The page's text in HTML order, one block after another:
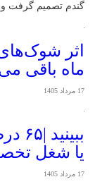
گندم تصمیم گرفت
ماه باقی
17 مرداد 1405
یا شغل
17 مرداد 1405